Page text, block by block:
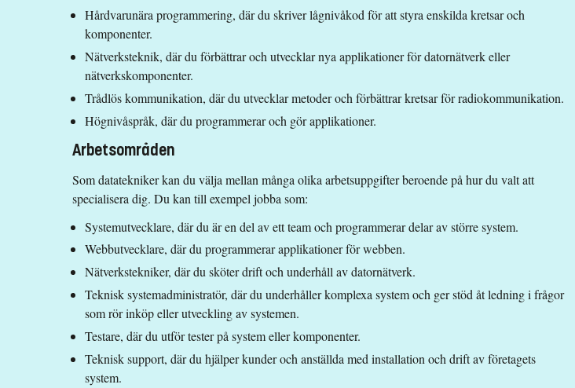
management
Datorteknik och
systemteknik
Människa
teknik och
samhälle
Hårdvarunära programmering, där du skriver lågnivåkod för att styra enskilda kretsar och
komponenter.
Nätverksteknik, där du förbättrar och utvecklar nya applikationer för datornätverk eller
nätverkskomponenter.
Trådlös kommunikation, där du utvecklar metoder och förbättrar kretsar för radiokommunikation.
Högnivåspråk, där du programmerar och gör applikationer.
Arbetsområden
Som datatekniker kan du välja mellan många olika arbetsuppgifter beroende på hur du valt att
specialisera dig. Du kan till exempel jobba som:
Systemutvecklare, där du är en del av ett team och programmerar delar av större system.
Webbutvecklare, där du programmerar applikationer för webben.
Nätverkstekniker, där du sköter drift och underhåll av datornätverk.
Teknisk systemadministratör, där du underhåller komplexa system och ger stöd åt ledning i frågor
som rör inköp eller utveckling av systemen.
Testare, där du utför tester på system eller komponenter.
Teknisk support, där du hjälper kunder och anställda med installation och drift av företagets
system.